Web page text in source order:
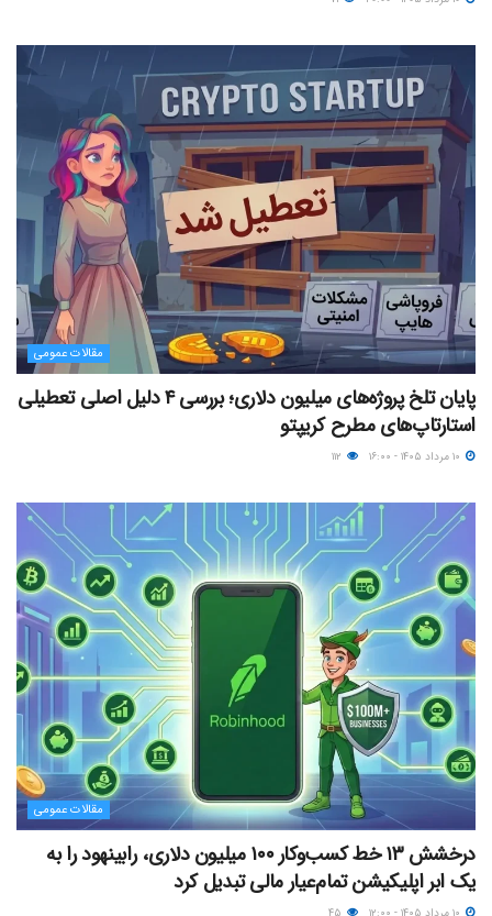
مقالات عمومی
پایان تلخ پروژه‌های میلیون دلاری؛ بررسی ۴ دلیل اصلی تعطیلی
استارتاپ‌های مطرح کریپتو
مقالات عمومی
درخشش ۱۳ خط کسب‌وکار ۱۰۰ میلیون دلاری، رابینهود را به
یک ابر اپلیکیشن تمام‌عیار مالی تبدیل کرد